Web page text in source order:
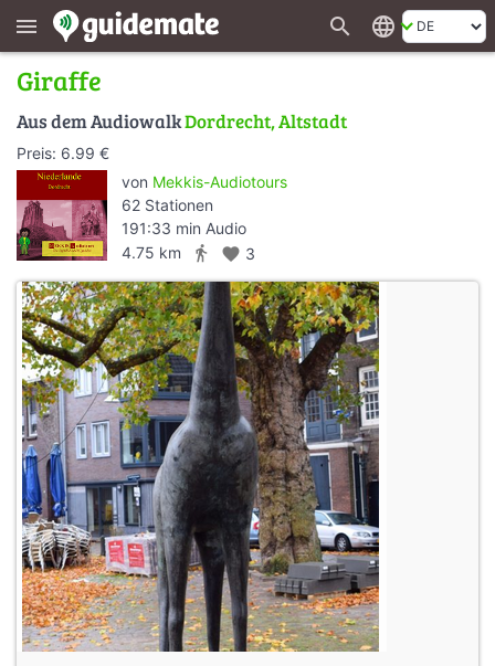
menu search language
Giraffe
Aus dem AudiowalkDordrecht, Altstadt
Preis: 6.99 €
von Mekkis-Audiotours
62 Stationen
191:33 min Audio
4.75 km
directions_walk favorite 3